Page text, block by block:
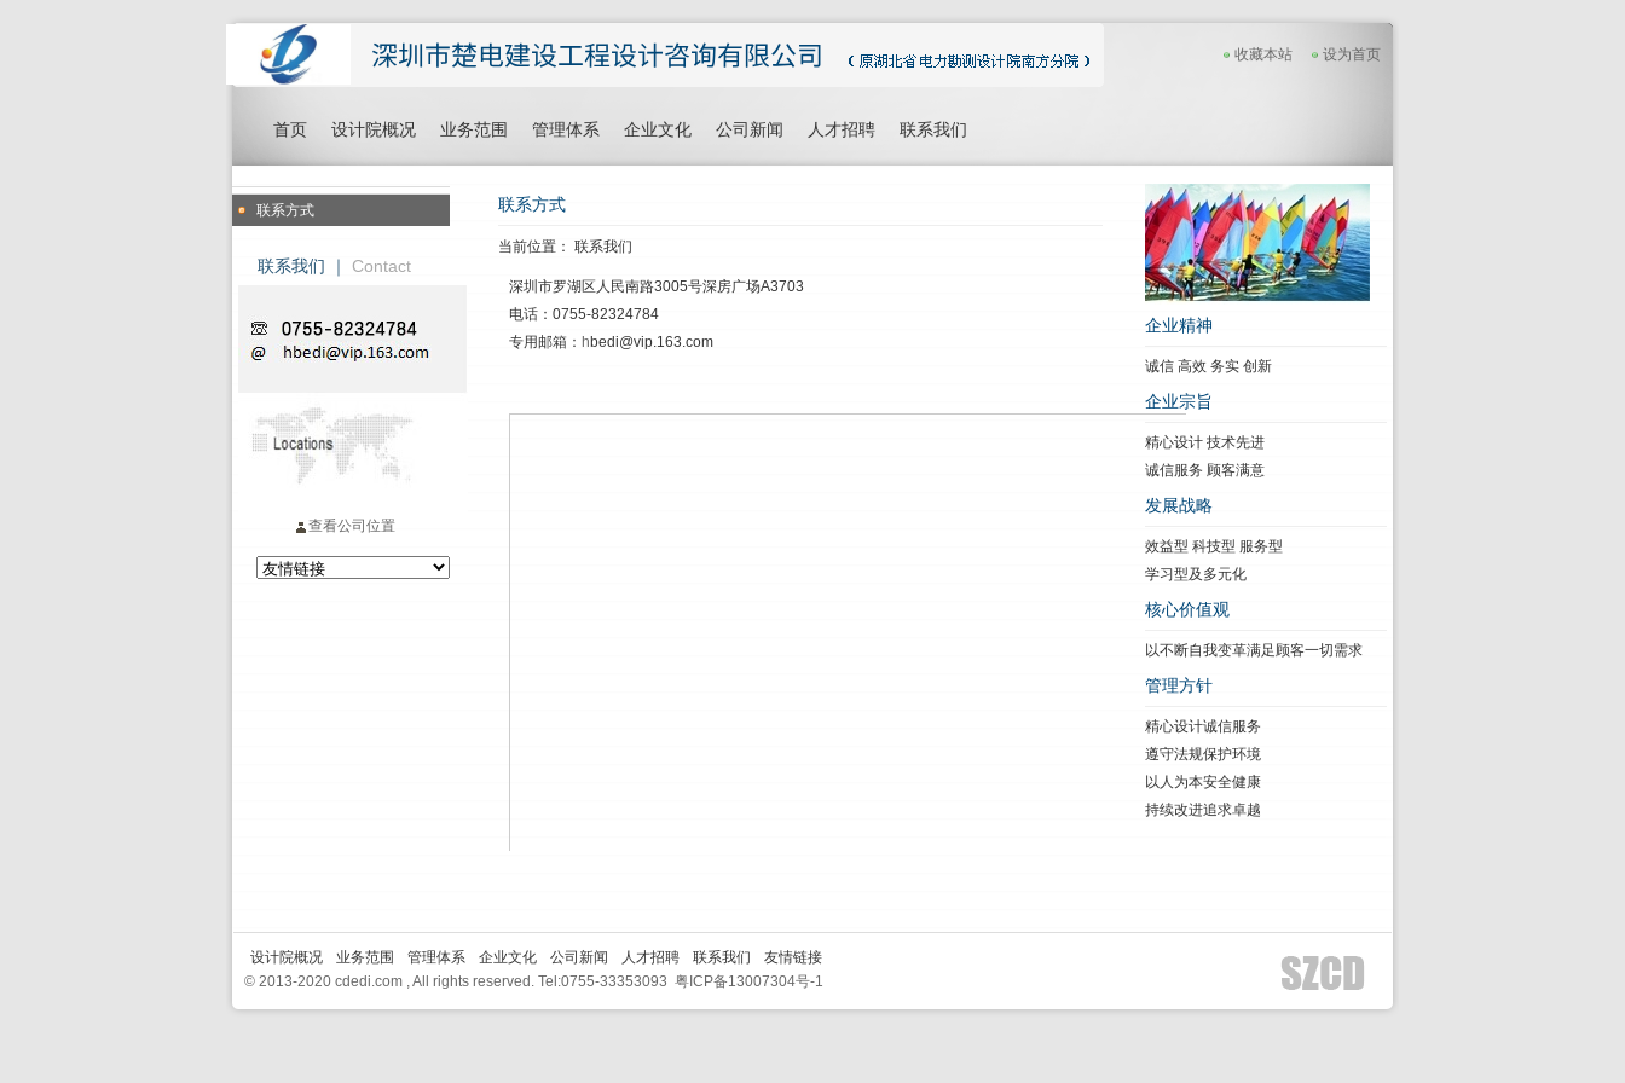
收藏本站 设为首页
首页 设计院概况 业务范围 管理体系 企业文化 公司新闻 人才招聘 联系我们
联系方式
当前位置： 联系我们
深圳市罗湖区人民南路3005号深房广场A3703
电话：0755-82324784
专用邮箱： hbedi@vip.163.com
企业精神
诚信 高效 务实 创新
企业宗旨
精心设计 技术先进
诚信服务 顾客满意
发展战略
效益型 科技型 服务型
学习型及多元化
核心价值观
以不断自我变革满足顾客一切需求
管理方针
精心设计诚信服务
遵守法规保护环境
以人为本安全健康
持续改进追求卓越
联系方式
联系我们 ｜ Contact
查看公司位置
设计院概况 业务范围 管理体系 企业文化 公司新闻 人才招聘 联系我们
友情链接
© 2013-2020 cdedi.com , All rights reserved. Tel:0755-33353093 粤ICP备13007304号-1